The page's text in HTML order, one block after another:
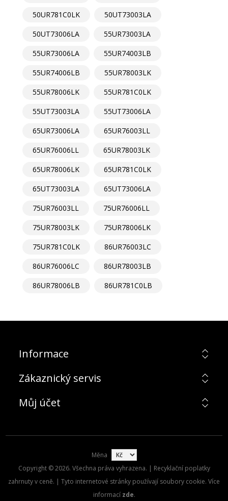
50UR781C0LK
50UT73003LA
50UT73006LA
55UR73003LA
55UR73006LA
55UR74003LB
55UR74006LB
55UR78003LK
55UR78006LK
55UR781C0LK
55UT73003LA
55UT73006LA
65UR73006LA
65UR76003LL
65UR76006LL
65UR78003LK
65UR78006LK
65UR781C0LK
65UT73003LA
65UT73006LA
75UR76003LL
75UR76006LL
75UR78003LK
75UR78006LK
75UR781C0LK
86UR76003LC
86UR76006LC
86UR78003LB
86UR78006LB
86UR781C0LB
Informace
Zákaznický servis
Můj účet
Měna
Copyright © 2026. Všechna práva vyhrazena. | Recyklační poplatky
zahrnuty v ceně. | Tyto internetové stránky používají soubory cookie. Více
informací zde.